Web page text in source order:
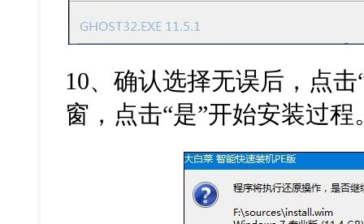
10、确认选择无误后，点
窗，点击“是”开始安装过程